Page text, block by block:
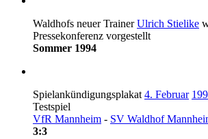
Waldhofs neuer TrainerUlrich Stielike
Pressekonferenz vorgestellt
Sommer 1994
Spielankündigungsplakat 4. Februar
Testspiel
VfR Mannheim - SV Waldhof
3:3